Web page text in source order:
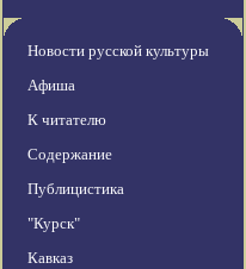
Новости русской культуры
Афиша
К читателю
Содержание
Публицистика
"Курск"
Кавказ